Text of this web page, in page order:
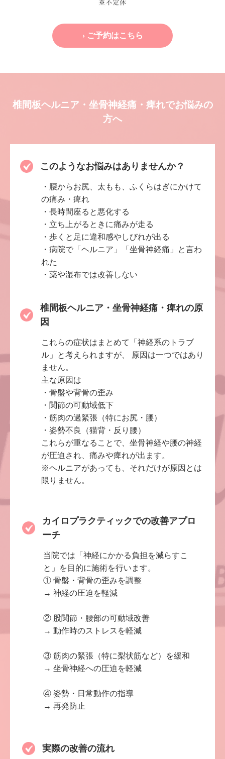
› ご予約はこちら
椎間板ヘルニア・坐骨神経痛・痺れでお悩みの
方へ
このようなお悩みはありませんか？
・腰からお尻、太もも、ふくらはぎにかけて
の痛み・痺れ
・長時間座ると悪化する
・立ち上がるときに痛みが走る
・歩くと足に違和感やしびれが出る
・病院で「ヘルニア」「坐骨神経痛」と言わ
れた
・薬や湿布では改善しない
椎間板ヘルニア・坐骨神経痛・痺れの原
因
これらの症状はまとめて「神経系のトラブ
ル」と考えられますが、 原因は一つではあり
ません。
主な原因は
・骨盤や背骨の歪み
・関節の可動域低下
・筋肉の過緊張（特にお尻・腰）
・姿勢不良（猫背・反り腰）
これらが重なることで、坐骨神経や腰の神経
が圧迫され、痛みや痺れが出ます。
※ヘルニアがあっても、それだけが原因とは
限りません。
カイロプラクティックでの改善アプロ
ーチ
当院では「神経にかかる負担を減らすこ
と」を目的に施術を行います。
① 骨盤・背骨の歪みを調整
→ 神経の圧迫を軽減
② 股関節・腰部の可動域改善
→ 動作時のストレスを軽減
③ 筋肉の緊張（特に梨状筋など）を緩和
→ 坐骨神経への圧迫を軽減
④ 姿勢・日常動作の指導
→ 再発防止
実際の改善の流れ